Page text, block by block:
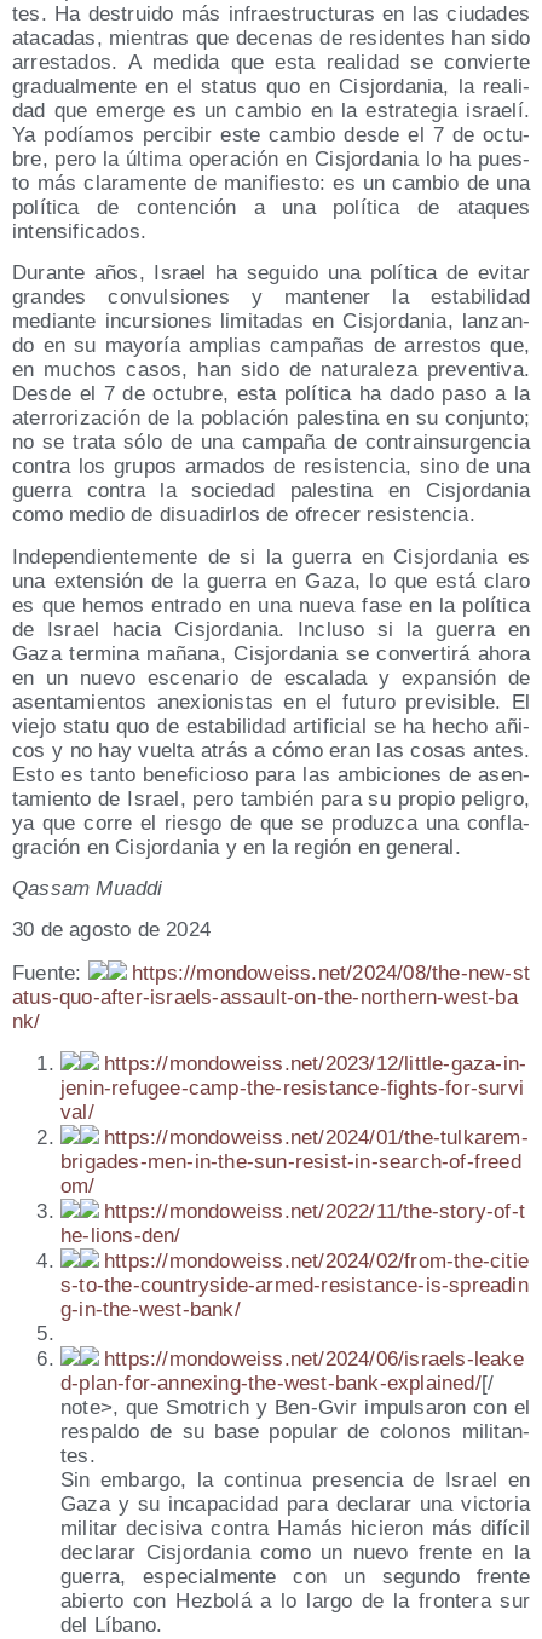
tes. Ha des­trui­do más infra­es­truc­tu­ras en las ciu­da­des
ata­ca­das, mien­tras que dece­nas de resi­den­tes han sido
arres­ta­dos. A medi­da que esta reali­dad se con­vier­te
gra­dual­men­te en el sta­tus quo en Cis­jor­da­nia, la reali­
dad que emer­ge es un cam­bio en la estra­te­gia israe­lí.
Ya podía­mos per­ci­bir este cam­bio des­de el 7 de octu­
bre, pero la últi­ma ope­ra­ción en Cis­jor­da­nia lo ha pues­
to más cla­ra­men­te de mani­fies­to: es un cam­bio de una
polí­ti­ca de con­ten­ción a una polí­ti­ca de ata­ques
intensificados.
Duran­te años, Israel ha segui­do una polí­ti­ca de evi­tar
gran­des con­vul­sio­nes y man­te­ner la esta­bi­li­dad
median­te incur­sio­nes limi­ta­das en Cis­jor­da­nia, lan­zan­
do en su mayo­ría amplias cam­pa­ñas de arres­tos que,
en muchos casos, han sido de natu­ra­le­za pre­ven­ti­va.
Des­de el 7 de octu­bre, esta polí­ti­ca ha dado paso a la
ate­rro­ri­za­ción de la pobla­ción pales­ti­na en su con­jun­to;
no se tra­ta sólo de una cam­pa­ña de con­tra­in­sur­gen­cia
con­tra los gru­pos arma­dos de resis­ten­cia, sino de una
gue­rra con­tra la socie­dad pales­ti­na en Cis­jor­da­nia
como medio de disua­dir­los de ofre­cer resistencia.
Inde­pen­dien­te­men­te de si la gue­rra en Cis­jor­da­nia es
una exten­sión de la gue­rra en Gaza, lo que está cla­ro
es que hemos entra­do en una nue­va fase en la polí­ti­ca
de Israel hacia Cis­jor­da­nia. Inclu­so si la gue­rra en
Gaza ter­mi­na maña­na, Cis­jor­da­nia se con­ver­ti­rá aho­ra
en un nue­vo esce­na­rio de esca­la­da y expan­sión de
asen­ta­mien­tos ane­xio­nis­tas en el futu­ro pre­vi­si­ble. El
vie­jo sta­tu quo de esta­bi­li­dad arti­fi­cial se ha hecho añi­
cos y no hay vuel­ta atrás a cómo eran las cosas antes.
Esto es tan­to bene­fi­cio­so para las ambi­cio­nes de asen­
ta­mien­to de Israel, pero tam­bién para su pro­pio peli­gro,
ya que corre el ries­go de que se pro­duz­ca una con­fla­
gra­ción en Cis­jor­da­nia y en la región en general.
Qas­sam Muaddi
30 de agos­to de 2024
Fuen­te:
https://​mon​do​weiss​.net/​2​0​2​4​/​0​8​/​t​h​e​-​n​e​w​-​s​t​
a​t​u​s​-​q​u​o​-​a​f​t​e​r​-​i​s​r​a​e​l​s​-​a​s​s​a​u​l​t​-​o​n​-​t​h​e​-​n​o​r​t​h​e​r​n​-​w​e​s​t​-​b​a​
nk/
https://​mon​do​weiss​.net/​2​0​2​3​/​1​2​/​l​i​t​t​l​e​-​g​a​z​a​-​i​n​-​
j​e​n​i​n​-​r​e​f​u​g​e​e​-​c​a​m​p​-​t​h​e​-​r​e​s​i​s​t​a​n​c​e​-​f​i​g​h​t​s​-​f​o​r​-​s​u​r​v​i​
v​al/
https://​mon​do​weiss​.net/​2​0​2​4​/​0​1​/​t​h​e​-​t​u​l​k​a​r​e​m​-​
b​r​i​g​a​d​e​s​-​m​e​n​-​i​n​-​t​h​e​-​s​u​n​-​r​e​s​i​s​t​-​i​n​-​s​e​a​r​c​h​-​o​f​-​f​r​e​e​d​
om/
https://​mon​do​weiss​.net/​2​0​2​2​/​1​1​/​t​h​e​-​s​t​o​r​y​-​o​f​-​t​
h​e​-​l​i​o​n​s​-​d​en/
https://​mon​do​weiss​.net/​2​0​2​4​/​0​2​/​f​r​o​m​-​t​h​e​-​c​i​t​i​e​
s​-​t​o​-​t​h​e​-​c​o​u​n​t​r​y​s​i​d​e​-​a​r​m​e​d​-​r​e​s​i​s​t​a​n​c​e​-​i​s​-​s​p​r​e​a​d​i​n​
g​-​i​n​-​t​h​e​-​w​e​s​t​-​b​a​nk/
https://​mon​do​weiss​.net/​2​0​2​4​/​0​6​/​i​s​r​a​e​l​s​-​l​e​a​k​e​
d​-​p​l​a​n​-​f​o​r​-​a​n​n​e​x​i​n​g​-​t​h​e​-​w​e​s​t​-​b​a​n​k​-​e​x​p​l​a​i​n​ed/[/​
note>, que Smo­trich y Ben-Gvir impul­sa­ron con el
res­pal­do de su base popu­lar de colo­nos mili­tan­
tes.
Sin embar­go, la con­ti­nua pre­sen­cia de Israel en
Gaza y su inca­pa­ci­dad para decla­rar una vic­to­ria
mili­tar deci­si­va con­tra Hamás hicie­ron más difí­cil
decla­rar Cis­jor­da­nia como un nue­vo fren­te en la
gue­rra, espe­cial­men­te con un segun­do fren­te
abier­to con Hez­bo­lá a lo lar­go de la fron­te­ra sur
del Líbano.